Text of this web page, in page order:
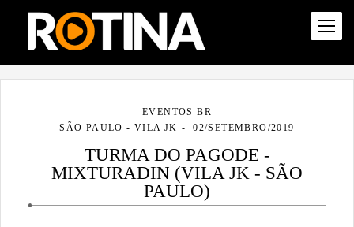
EVENTOS BR
SÃO PAULO - VILA JK
02/SETEMBRO/2019
TURMA DO PAGODE -
MIXTURADIN (VILA JK - SÃO
PAULO)